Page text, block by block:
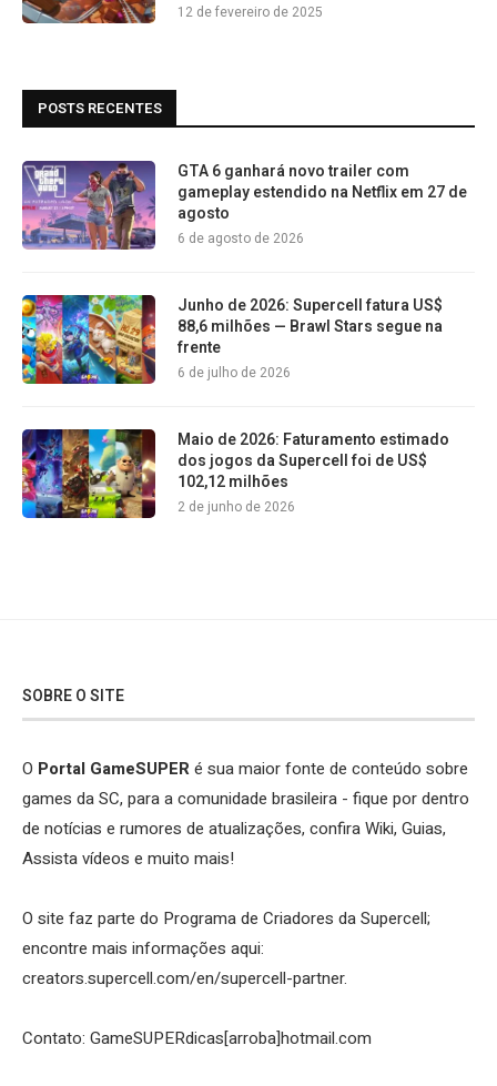
12 de fevereiro de 2025
POSTS RECENTES
GTA 6 ganhará novo trailer com
gameplay estendido na Netflix em 27 de
agosto
6 de agosto de 2026
Junho de 2026: Supercell fatura US$
88,6 milhões — Brawl Stars segue na
frente
6 de julho de 2026
Maio de 2026: Faturamento estimado
dos jogos da Supercell foi de US$
102,12 milhões
2 de junho de 2026
SOBRE O SITE
O Portal GameSUPERé sua maior fonte de conteúdo sobre
games da SC, para a comunidade brasileira - fique por dentro
de notícias e rumores de atualizações, confira Wiki, Guias,
Assista vídeos e muito mais!
O site faz parte do Programa de Criadores da Supercell;
encontre mais informações aqui:
creators.supercell.com/en/supercell-partner.
Contato: GameSUPERdicas[arroba]hotmail.com